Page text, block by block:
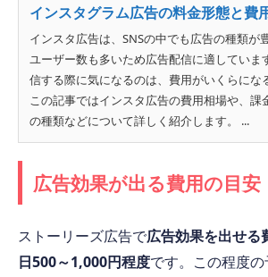
インスタグラム広告の料金形態と費
インスタ広告は、SNSの中でも広告の種類が
ユーザー数も多いため広告配信に適していま
信する際に気になるのは、費用がいくらにな
この記事ではインスタ広告の費用相場や、課
の種類などについて詳しく紹介します。 ...
広告効果が出る費用の目安
ストーリーズ広告で広告効果を出せる
日500～1,000円程度です。この程度